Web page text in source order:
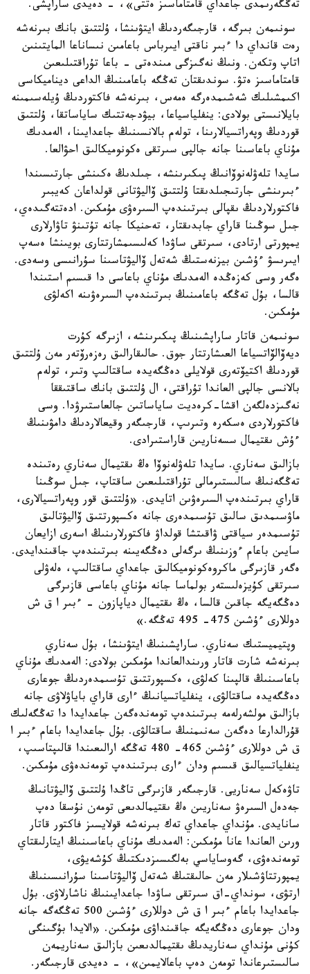
تەڭگەرىمدى جاعداي قامتاماسىز ەتتى»، - دەيدى ساراپشى.
سونىمەن بىرگە، قارجىگەردىڭ ايتۋىنشا، ۇلتتىق بانك بىرنەشە
رەت قانداي دا ءبىر ناقتى ايىرباس باعامىن نىساناعا المايتىنىن
اتاپ وتكەن. ونىڭ نەگىزگى مىندەتى - باعا تۇراقتىلىعىن
قامتاماسىز ەتۋ. سوندىقتان تەڭگە باعامىنىڭ الداعى ديناميكاسى
اكىمشىلىك شەشىمدەرگە ەمەس، بىرنەشە فاكتوردىڭ ۇيلەسىمىنە
بايلانىستى بولادى: ينفلياسياعا، بيۋدجەتتىك ساياساتقا، ۇلتتىق
قوردىڭ وپەراتسيالارىنا، تولەم بالانسىنىڭ جاعدايىنا، الەمدىك
مۇناي باعاسىنا جانە جالپى سىرتقى ەكونوميكالىق احۋالعا.
سايدا تلەۋلەنوۆانىڭ پىكىرىنشە، جىلدىڭ ەكىنشى جارتىسىندا
ءبىرىنشى جارتىجىلدىقتا ۇلتتىق ۆاليۋتانى قولداعان كەيبىر
فاكتورلاردىڭ ىقپالى بىرتىندەپ السىرەۋى مۇمكىن. ادەتتەگىدەي،
جىل سوڭىنا قاراي جابدىقتار، تەحنيكا جانە تۇتىنۋ تاۋارلارى
يمپورتى ارتادى، سىرتقى ساۋدا كەلىسىمشارتتارى بويىنشا ەسەپ
ايىرىسۋ ءۇشىن بيزنەستىڭ شەتەل ۆاليۋتاسىنا سۇرانىسى وسەدى.
ەگەر وسى كەزەڭدە الەمدىك مۇناي باعاسى دا قىسىم استىندا
قالسا، بۇل تەڭگە باعامىنىڭ بىرتىندەپ السىرەۋىنە اكەلۋى
مۇمكىن.
سونىمەن قاتار ساراپشىنىڭ پىكىرىنشە، ازىرگە كۇرت
ديەۆالۆاتسياعا العىشارتتار جوق. حالىقارالىق رەزەرۆتەر مەن ۇلتتىق
قوردىڭ اكتيۆتەرى قولايلى دەڭگەيدە ساقتالىپ وتىر، تولەم
بالانسى جالپى العاندا تۇراقتى، ال ۇلتتىق بانك ساقتىققا
نەگىزدەلگەن اقشا-كرەديت ساياساتىن جالعاستىرۋدا. وسى
فاكتورلاردى ەسكەرە وتىرىپ، قارجىگەر وقيعالاردىڭ دامۋىنىڭ
ءۇش ىقتيمال سسەناريىن قاراستىرادى.
بازالىق سەناري. سايدا تلەۋلەنوۆا ەڭ ىقتيمال سەناري رەتىندە
تەڭگەنىڭ سالىستىرمالى تۇراقتىلىعىن ساقتاپ، جىل سوڭىنا
قاراي بىرتىندەپ السىرەۋىن اتايدى. «ۇلتتىق قور وپەراتسيالارى،
ماۋسىمدىق سالىق تۇسىمدەرى جانە ەكسپورتتىق ۆاليۋتالىق
تۇسىمدەر سياقتى ۋاقىتشا قولداۋ فاكتورلارىنىڭ اسەرى ازايعان
سايىن باعام ءوزىنىڭ ىرگەلى دەڭگەيىنە بىرتىندەپ جاقىندايدى.
ەگەر قازىرگى ماكروەكونوميكالىق جاعداي ساقتالىپ، ەلەۋلى
سىرتقى كۇيزەلىستەر بولماسا جانە مۇناي باعاسى قازىرگى
دەڭگەيگە جاقىن قالسا، ەڭ ىقتيمال دياپازون - ءبىر ا ق ش
دوللارى ءۇشىن 475- 495 تەڭگە.»
وپتيميستىك سەناري. ساراپشىنىڭ ايتۋىنشا، بۇل سەناري
بىرنەشە شارت قاتار ورىندالعاندا مۇمكىن بولادى: الەمدىك مۇناي
باعاسىنىڭ قالپىنا كەلۋى، ەكسپورتتىق تۇسىمدەردىڭ جوعارى
دەڭگەيدە ساقتالۋى، ينفلياتسيانىڭ ءارى قاراي باياۋلاۋى جانە
بازالىق مولشەرلەمە بىرتىندەپ تومەندەگەن جاعدايدا دا تەڭگەلىك
قۇرالدارعا دەگەن سەنىمنىڭ ساقتالۋى. بۇل جاعدايدا باعام ءبىر ا
ق ش دوللارى ءۇشىن 465- 480 تەڭگە ارالىعىندا قالىپتاسىپ،
ينفلياتسيالىق قىسىم ودان ءارى بىرتىندەپ تومەندەۋى مۇمكىن.
تاۋەكەل سەناريى. قارجىگەر قازىرگى تاڭدا ۇلتتىق ۆاليۋتانىڭ
جەدەل السىرەۋ سەناريىن ەڭ ىقتيمالدىعى تومەن نۇسقا دەپ
سانايدى. مۇنداي جاعداي تەك بىرنەشە قولايسىز فاكتور قاتار
ورىن العاندا عانا مۇمكىن: الەمدىك مۇناي باعاسىنىڭ ايتارلىقتاي
تومەندەۋى، گەوساياسي بەلگىسىزدىكتىڭ كۇشەيۋى،
يمپورتتاۋشىلار مەن حالىقتىڭ شەتەل ۆاليۋتاسىنا سۇرانىسىنىڭ
ارتۋى، سونداي-اق سىرتقى ساۋدا جاعدايىنىڭ ناشارلاۋى. بۇل
جاعدايدا باعام ءبىر ا ق ش دوللارى ءۇشىن 500 تەڭگەگە جانە
ودان جوعارى دەڭگەيگە جاقىنداۋى مۇمكىن. «الايدا بۇگىنگى
كۇنى مۇنداي سەناريدىڭ ىقتيمالدىعىن بازالىق سەناريمەن
سالىستىرعاندا تومەن دەپ باعالايمىن»، - دەيدى قارجىگەر.